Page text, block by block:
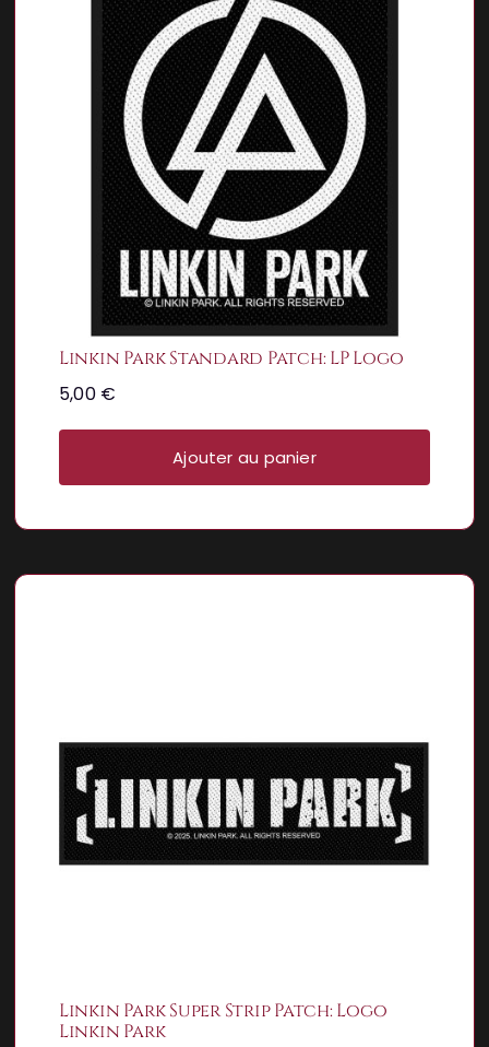
Linkin Park Standard Patch: LP Logo
5,00 €
Ajouter au panier
Linkin Park Super Strip Patch: Logo
Linkin Park